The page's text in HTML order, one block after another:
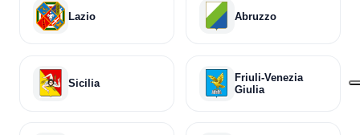
Lazio Abruzzo
Sicilia
Friuli-Venezia
Giulia